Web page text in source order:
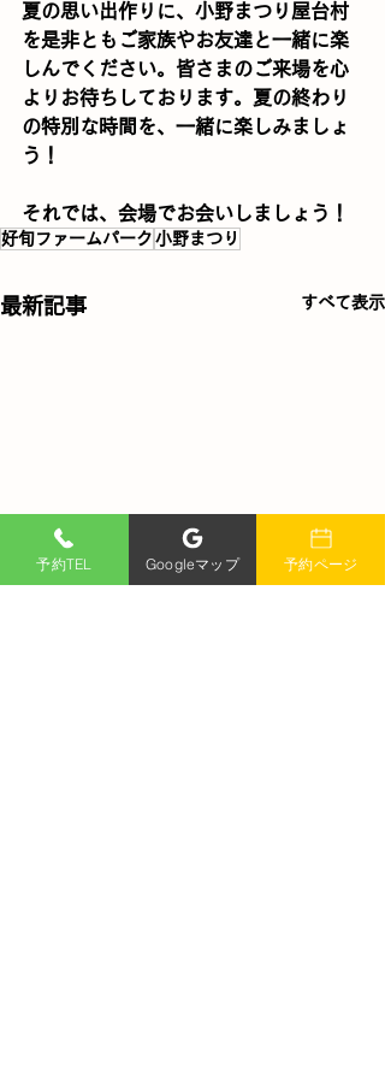
夏の思い出作りに、小野まつり屋台村
を是非ともご家族やお友達と一緒に楽
しんでください。皆さまのご来場を心
よりお待ちしております。夏の終わり
の特別な時間を、一緒に楽しみましょ
う！
それでは、会場でお会いしましょう！
好旬ファームパーク 小野まつり
最新記事 すべて表示
予約TEL Googleマップ 予約ページ